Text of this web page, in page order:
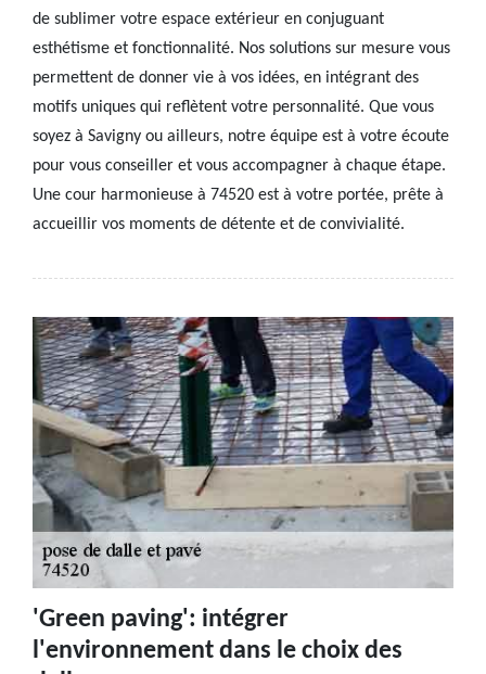
de sublimer votre espace extérieur en conjuguant
esthétisme et fonctionnalité. Nos solutions sur mesure vous
permettent de donner vie à vos idées, en intégrant des
motifs uniques qui reflètent votre personnalité. Que vous
soyez à Savigny ou ailleurs, notre équipe est à votre écoute
pour vous conseiller et vous accompagner à chaque étape.
Une cour harmonieuse à 74520 est à votre portée, prête à
accueillir vos moments de détente et de convivialité.
'Green paving': intégrer
l'environnement dans le choix des